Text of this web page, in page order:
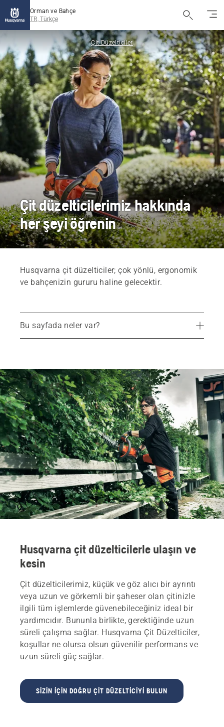
Orman ve Bahçe
TR, Türkçe
Çit Düzelticiler
Çit düzelticilerimiz hakkında
her şeyi öğrenin
Husqvarna çit düzelticiler; çok yönlü, ergonomik
ve bahçenizin gururu haline gelecektir.
Bu sayfada neler var?
Önerilen ürünler
Hizmetler
Parçalar ve aksesuarlar
Yerel bayinizi bulun
Husqvarna çit düzelticilerle ulaşın ve
kesin
Çit düzelticilerimiz, küçük ve göz alıcı bir ayrıntı
veya uzun ve görkemli bir şaheser olan çitinizle
ilgili tüm işlemlerde güvenebileceğiniz ideal bir
yardımcıdır. Bununla birlikte, gerektiğinde uzun
süreli çalışma sağlar. Husqvarna Çit Düzelticiler,
koşullar ne olursa olsun güvenilir performans ve
uzun süreli güç sağlar.
SIZIN IÇIN DOĞRU ÇIT DÜZELTICIYI BULUN